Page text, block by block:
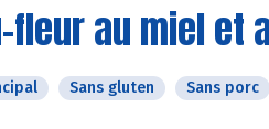
fleur au miel et
Sans gluten Sans porc